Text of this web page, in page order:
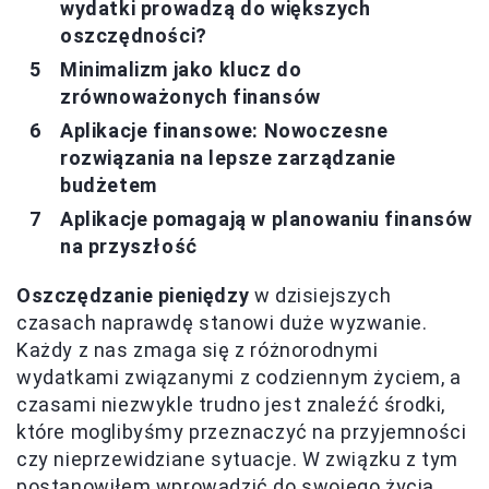
wydatki prowadzą do większych
oszczędności?
Minimalizm jako klucz do
zrównoważonych finansów
Aplikacje finansowe: Nowoczesne
rozwiązania na lepsze zarządzanie
budżetem
Aplikacje pomagają w planowaniu finansów
na przyszłość
Oszczędzanie pieniędzy w dzisiejszych
czasach naprawdę stanowi duże wyzwanie.
Każdy z nas zmaga się z różnorodnymi
wydatkami związanymi z codziennym życiem, a
czasami niezwykle trudno jest znaleźć środki,
które moglibyśmy przeznaczyć na przyjemności
czy nieprzewidziane sytuacje. W związku z tym